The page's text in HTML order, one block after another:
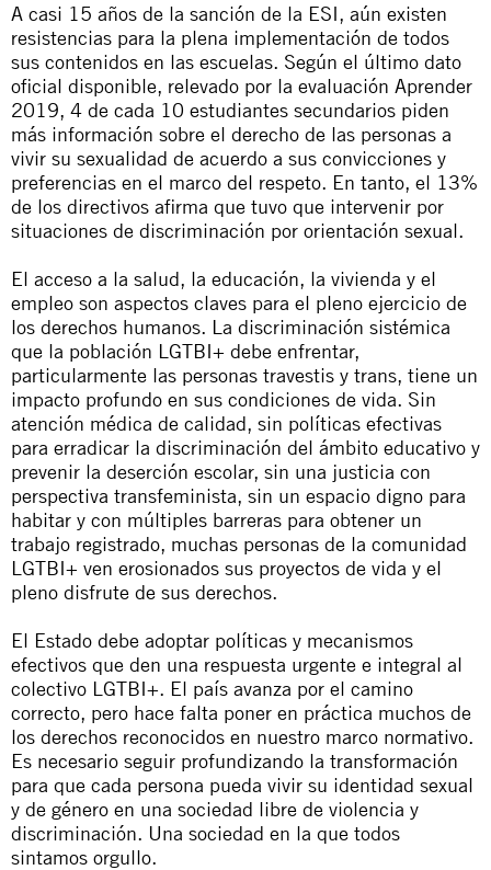
A casi 15 años de la sanción de la ESI, aún existen
resistencias para la plena implementación de todos
sus contenidos en las escuelas. Según el último dato
oficial disponible, relevado por la evaluación Aprender
2019, 4 de cada 10 estudiantes secundarios piden
más información sobre el derecho de las personas a
vivir su sexualidad de acuerdo a sus convicciones y
preferencias en el marco del respeto. En tanto, el 13%
de los directivos afirma que tuvo que intervenir por
situaciones de discriminación por orientación sexual.
El acceso a la salud, la educación, la vivienda y el
empleo son aspectos claves para el pleno ejercicio de
los derechos humanos. La discriminación sistémica
que la población LGTBI+ debe enfrentar,
particularmente las personas travestis y trans, tiene un
impacto profundo en sus condiciones de vida. Sin
atención médica de calidad, sin políticas efectivas
para erradicar la discriminación del ámbito educativo y
prevenir la deserción escolar, sin una justicia con
perspectiva transfeminista, sin un espacio digno para
habitar y con múltiples barreras para obtener un
trabajo registrado, muchas personas de la comunidad
LGTBI+ ven erosionados sus proyectos de vida y el
pleno disfrute de sus derechos.
El Estado debe adoptar políticas y mecanismos
efectivos que den una respuesta urgente e integral al
colectivo LGTBI+. El país avanza por el camino
correcto, pero hace falta poner en práctica muchos de
los derechos reconocidos en nuestro marco normativo.
Es necesario seguir profundizando la transformación
para que cada persona pueda vivir su identidad sexual
y de género en una sociedad libre de violencia y
discriminación. Una sociedad en la que todos
sintamos orgullo.